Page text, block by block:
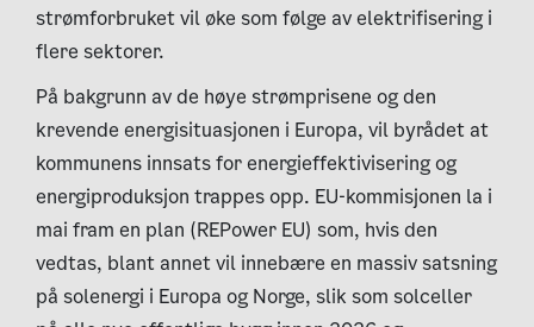
strømforbruket vil øke som følge av elektrifisering i
flere sektorer.
På bakgrunn av de høye strømprisene og den
krevende energisituasjonen i Europa, vil byrådet at
kommunens innsats for energieffektivisering og
energiproduksjon trappes opp. EU-kommisjonen la i
mai fram en plan (REPower EU) som, hvis den
vedtas, blant annet vil innebære en massiv satsning
på solenergi i Europa og Norge, slik som solceller